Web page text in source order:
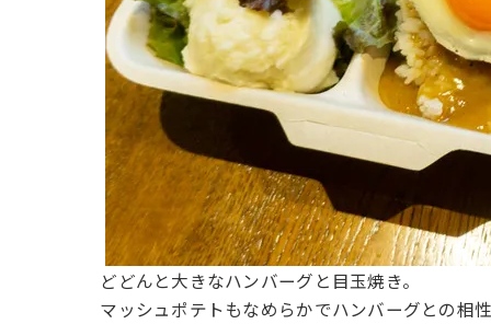
どどんと大きなハンバーグと目玉焼き。
マッシュポテトもなめらかでハンバーグとの相